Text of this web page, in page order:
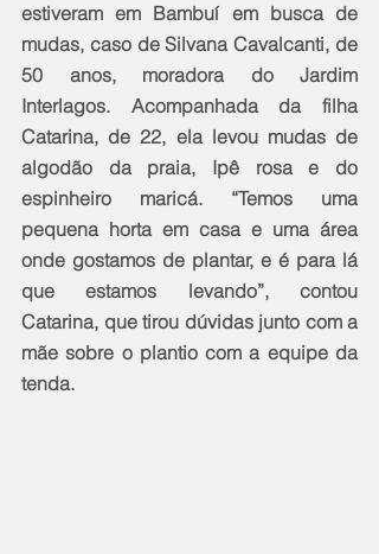
estiveram em Bambuí em busca de
mudas, caso de Silvana Cavalcanti, de
50 anos, moradora do Jardim
Interlagos. Acompanhada da filha
Catarina, de 22, ela levou mudas de
algodão da praia, Ipê rosa e do
espinheiro maricá. “Temos uma
pequena horta em casa e uma área
onde gostamos de plantar, e é para lá
que estamos levando”, contou
Catarina, que tirou dúvidas junto com a
mãe sobre o plantio com a equipe da
tenda.